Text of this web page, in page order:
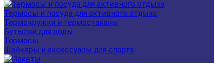
Термосы и посуда для активного отдыха
Термокружки и термостаканы
Бутылки для воды
Термосы
Шейкеры и аксессуары для спорта